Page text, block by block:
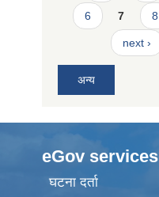
6 7 8
next ›
अन्य
eGov services
घटना दर्ता